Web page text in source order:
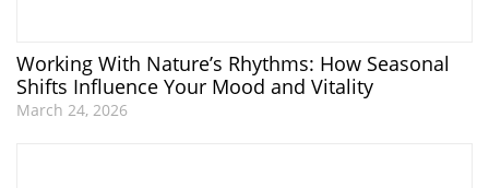
Working With Nature’s Rhythms: How Seasonal
Shifts Influence Your Mood and Vitality
March 24, 2026